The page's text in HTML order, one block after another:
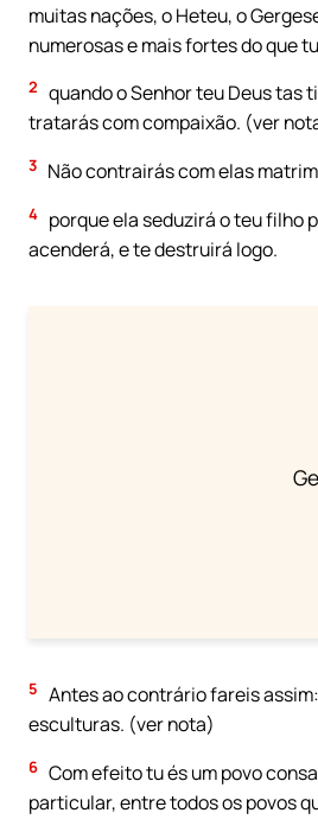
muitas nações, o Heteu, o
numerosas e mais fortes do que
2 quando o Senhor teu Deus tas
tratarás com compaixão. (ver
3 Não contrairás com elas
4 porque ela seduzirá o teu filho
acenderá, e te destruirá logo.
5 Antes ao contrário fareis
esculturas. (ver nota)
6 Com efeito tu és um povo
particular, entre todos os povos